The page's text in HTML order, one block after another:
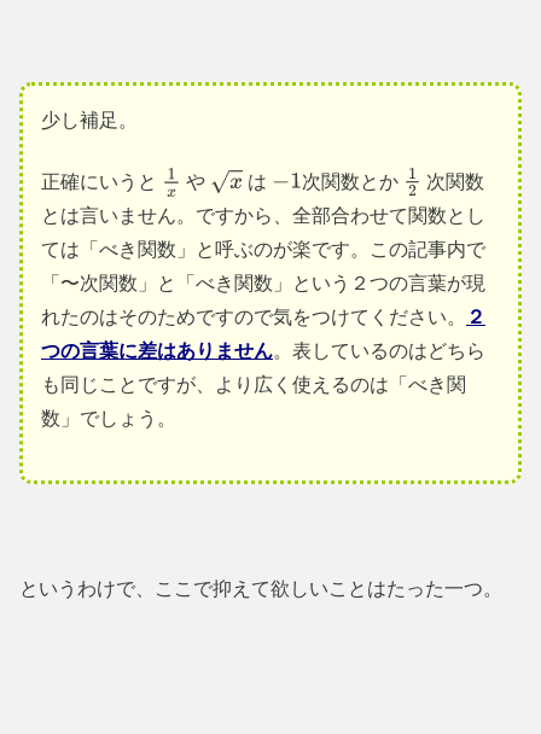
少し補足。
正確にいうと 1
x
や x は −1 次関数とか 1
2
次関数
とは言いません。ですから、全部合わせて関数とし
ては「べき関数」と呼ぶのが楽です。この記事内で
「〜次関数」と「べき関数」という２つの言葉が現
れたのはそのためですので気をつけてください。
２
つの言葉に差はありません。表しているのはどちら
も同じことですが、より広く使えるのは「べき関
数」でしょう。
というわけで、ここで抑えて欲しいことはたった一つ。